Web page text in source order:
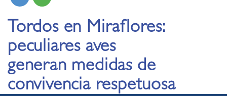
Tordos en Miraflores:
peculiares aves
generan medidas de
convivencia respetuosa